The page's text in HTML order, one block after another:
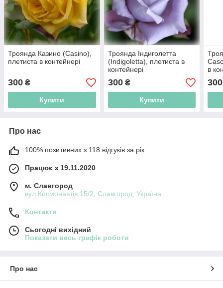
Троянда Казино (Casino),
плетиста в контейнері
300 ₴
Купити
Троянда Індиголетта
(Indigolettа), плетиста в
контейнері
300₴
Купити
в
300
Про нас
100% позитивних з 118 відгуків за рік
Працює з 19.11.2020
м. Славгород
вул.Космонавтів,15/2, Славгород, Україна
Контакти
Сьогодні вихідний
Показати весь графік роботи
Про нас